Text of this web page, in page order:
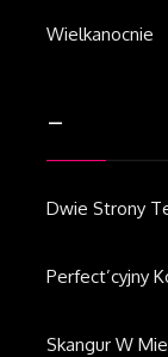
Wielkanocnie
–
Dwie Strony
Perfect’cyjny
Skangur W